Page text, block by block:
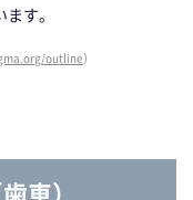
す。
outline）
車）